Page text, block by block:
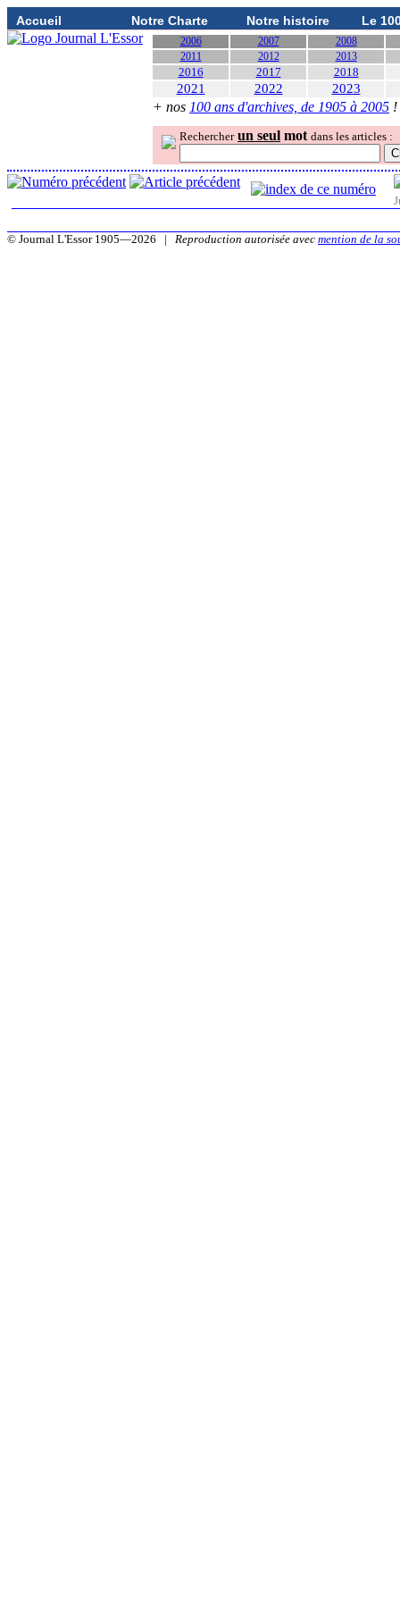
Accueil Notre Charte Notre histoire Le
2006 2007
2008
2011
2012 2013
2016 2017 2018
2021 2022 2023
+ nos 100 ans d'archives, de 1905 à 2005 !
Rechercher un seul mot dans les articles :
© Journal L'Essor 1905—2026 | Reproduction autorisée avec mention de la